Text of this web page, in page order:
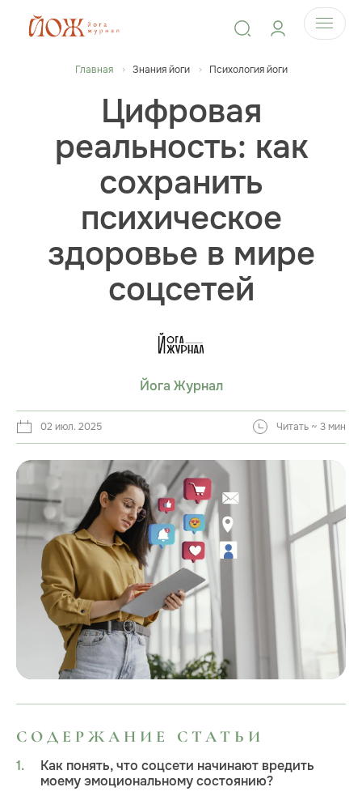
Главная Знания йоги Психология йоги
Цифровая
реальность: как
сохранить
психическое
здоровье в мире
соцсетей
Йога Журнал
02 июл. 2025 Читать ~ 3 мин
СОДЕРЖАНИЕ СТАТЬИ
Как понять, что соцсети начинают вредить
моему эмоциональному состоянию?